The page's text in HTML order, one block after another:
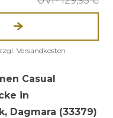
Versandkosten
Casual
in
Dagmara (33379)